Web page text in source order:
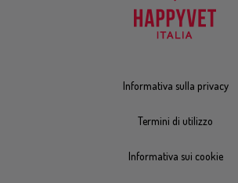
Informativa sulla privacy
Termini di utilizzo
Informativa sui cookie